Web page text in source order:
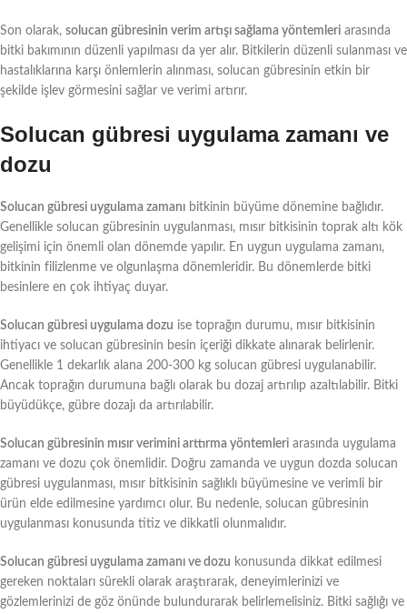
Son olarak, solucan gübresinin verim artışı sağlama yöntemleri arasında
bitki bakımının düzenli yapılması da yer alır. Bitkilerin düzenli sulanması ve
hastalıklarına karşı önlemlerin alınması, solucan gübresinin etkin bir
şekilde işlev görmesini sağlar ve verimi artırır.
Solucan gübresi uygulama zamanı ve
dozu
Solucan gübresi uygulama zamanı bitkinin büyüme dönemine bağlıdır.
Genellikle solucan gübresinin uygulanması, mısır bitkisinin toprak altı kök
gelişimi için önemli olan dönemde yapılır. En uygun uygulama zamanı,
bitkinin filizlenme ve olgunlaşma dönemleridir. Bu dönemlerde bitki
besinlere en çok ihtiyaç duyar.
Solucan gübresi uygulama dozu ise toprağın durumu, mısır bitkisinin
ihtiyacı ve solucan gübresinin besin içeriği dikkate alınarak belirlenir.
Genellikle 1 dekarlık alana 200-300 kg solucan gübresi uygulanabilir.
Ancak toprağın durumuna bağlı olarak bu dozaj artırılıp azaltılabilir. Bitki
büyüdükçe, gübre dozajı da artırılabilir.
Solucan gübresinin mısır verimini arttırma yöntemleri arasında uygulama
zamanı ve dozu çok önemlidir. Doğru zamanda ve uygun dozda solucan
gübresi uygulanması, mısır bitkisinin sağlıklı büyümesine ve verimli bir
ürün elde edilmesine yardımcı olur. Bu nedenle, solucan gübresinin
uygulanması konusunda titiz ve dikkatli olunmalıdır.
Solucan gübresi uygulama zamanı ve dozu konusunda dikkat edilmesi
gereken noktaları sürekli olarak araştırarak, deneyimlerinizi ve
gözlemlerinizi de göz önünde bulundurarak belirlemelisiniz. Bitki sağlığı ve